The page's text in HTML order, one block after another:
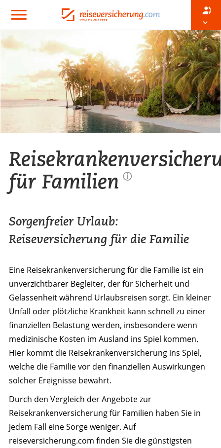
für Familienⓘ
Sorgenfreier Urlaub:
Reiseversicherung für die Familie
Eine Reisekrankenversicherung für die Familie ist ein
unverzichtbarer Begleiter, der für Sicherheit und
Gelassenheit während Urlaubsreisen sorgt. Ein kleiner
Unfall oder plötzliche Krankheit kann schnell zu einer
finanziellen Belastung werden, insbesondere wenn
medizinische Kosten im Ausland ins Spiel kommen.
Hier kommt die Reisekrankenversicherung ins Spiel,
welche die Familie vor den finanziellen Auswirkungen
solcher Ereignisse bewahrt.
Durch den Vergleich der Angebote zur
Reisekrankenversicherung für Familien haben Sie in
jedem Fall eine Sorge weniger. Auf
reiseversicherung.com finden Sie die günstigsten